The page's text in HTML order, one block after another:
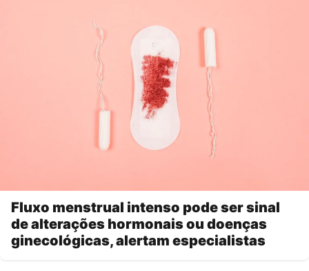
Fluxo menstrual intenso pode ser sinal
de alterações hormonais ou doenças
ginecológicas, alertam especialistas